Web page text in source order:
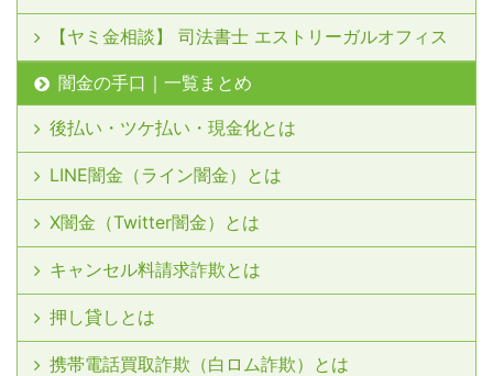
【ヤミ金相談】 司法書士 エストリーガルオフィス
闇金の手口｜一覧まとめ
後払い・ツケ払い・現金化とは
LINE闇金（ライン闇金）とは
X闇金（Twitter闇金）とは
キャンセル料請求詐欺とは
押し貸しとは
携帯電話買取詐欺（白ロム詐欺）とは